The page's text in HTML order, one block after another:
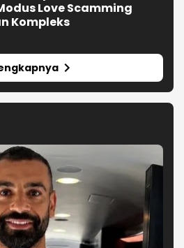
Love Scamming
Kompleks